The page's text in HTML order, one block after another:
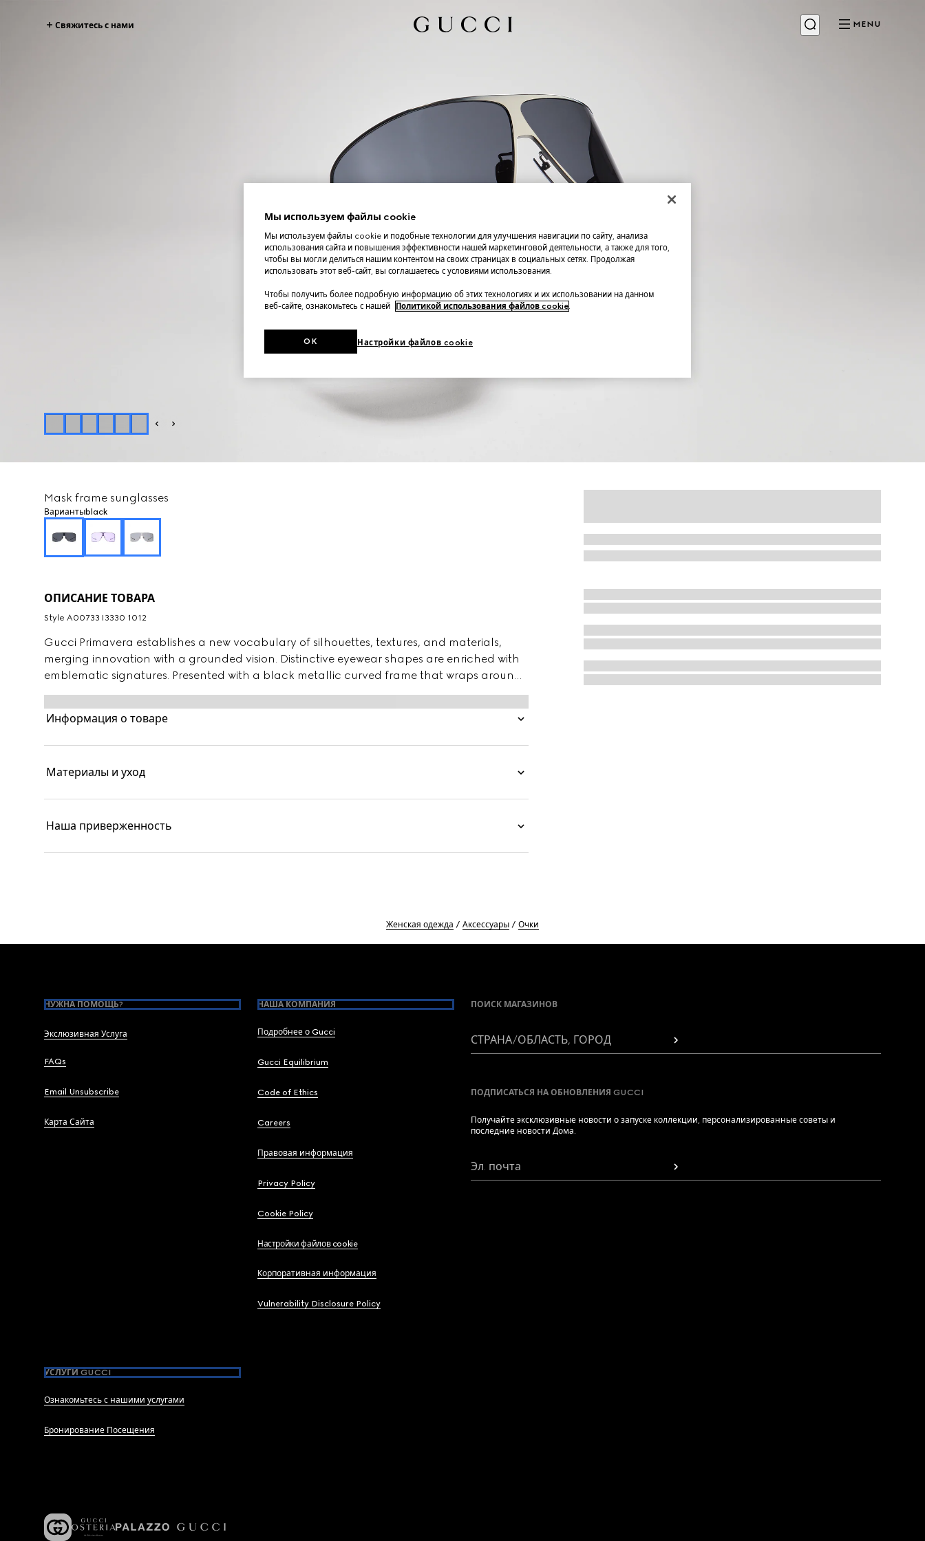
Свяжитесь с нами MENU
Mask frame sunglasses
Вариантыblack
ОПИСАНИЕ ТОВАРА
Style ‎A00733 I3330 1012
Gucci Primavera establishes a new vocabulary of silhouettes, textures, and materials,
merging innovation with a grounded vision. Distinctive eyewear shapes are enriched with
emblematic signatures. Presented with a black metallic curved frame that wraps around
the face, these sunglasses feature an embossed logo on the temples and a grey lens.
Информация о товаре
Материалы и уход
Наша приверженность
Женская одежда Аксессуары Очки
НУЖНА ПОМОЩЬ?
Экслюзивная Услуга
FAQs
Email Unsubscribe
Карта Сайта
НАША КОМПАНИЯ
Подробнее о Gucci
Gucci Equilibrium
Code of Ethics
Careers
Правовая информация
Privacy Policy
Cookie Policy
Настройки файлов cookie
Корпоративная информация
Vulnerability Disclosure Policy
УСЛУГИ GUCCI
Ознакомьтесь с нашими услугами
Бронирование Посещения
ПОИСК МАГАЗИНОВ
СТРАНА/ОБЛАСТЬ, ГОРОД
ПОДПИСАТЬСЯ НА ОБНОВЛЕНИЯ GUCCI
Получайте эксклюзивные новости о запуске коллекции, персонализированные советы и
последние новости Дома.
Эл. почта
Мы используем файлы cookie
Мы используем файлы cookie и подобные технологии для улучшения навигации по сайту, анализа
использования сайта и повышения эффективности нашей маркетинговой деятельности, а также для того,
чтобы вы могли делиться нашим контентом на своих страницах в социальных сетях. Продолжая
использовать этот веб-сайт, вы соглашаетесь с условиями использования.
Чтобы получить более подробную информацию об этих технологиях и их использовании на данном
веб-сайте, ознакомьтесь с нашей
Политикой использования файлов cookie.
Настройки файлов cookie
OK